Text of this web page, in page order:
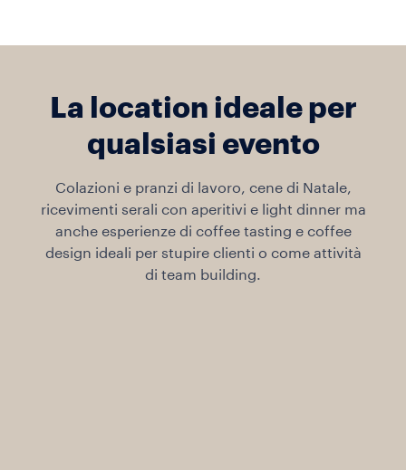
La location ideale per
qualsiasi evento
Colazioni e pranzi di lavoro, cene di Natale,
ricevimenti serali con aperitivi e light dinner ma
anche esperienze di coffee tasting e coffee
design ideali per stupire clienti o come attività
di team building.